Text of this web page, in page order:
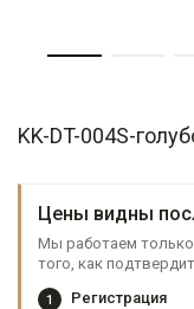
KK-DT-004S-
Цены видны
Мы работаем
того, как
1 Регистрация